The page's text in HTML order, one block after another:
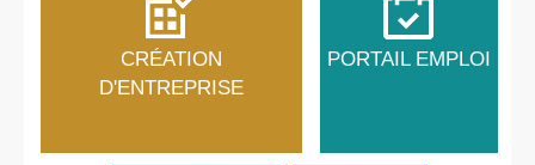
CRÉATION
D'ENTREPRISE
PORTAIL EMPLOI